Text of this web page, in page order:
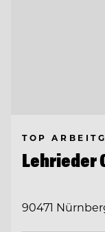
TOP
Lehrieder
90471